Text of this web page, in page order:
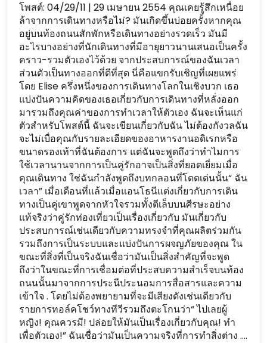
โพสต์: 04/29/11 | 29 เมษายน 2554 คุณเคยรู้สึกเหนื่อย
ล้าจากการเดินทางหรือไม่? มันเกิดขึ้นบ่อยครั้งหากคุณ
อยู่บนท้องถนนสักพักหรือเดินทางอย่างรวดเร็ว มันมี
อะไรบางอย่างที่นักเดินทางที่มีอายุยาวนานเสนอเป็นครั้ง
คราว-รวมตัวเองไว้ด้วย จากประสบการณ์ของฉันเวลา
ส่วนตัวเป็นทางออกที่ดีที่สุด นี่คือแขกรับเชิญที่เผยแพร่
โดย Elise ครึ่งหนึ่งของการเดินทางโลกในเชิงบวก เธอ
แบ่งปันความคิดของเธอเกี่ยวกับการเดินทางที่หลั่งออก
มารวมถึงคุณค่าของการทำเวลาให้ตัวเอง ฉันจะเห็นแก่
ตัวสำหรับโพสต์นี้ ฉันจะเขียนเกี่ยวกับฉัน ไม่ต้องกังวลฉัน
จะไม่เบื่อคุณกับรายละเอียดของอาหารงานอดิเรกหรือ
ขนาดรองเท้าที่ฉันต้องการ แต่ฉันจะพูดถึงว่าทำไมการ
ใช้เวลานานจากการเป็นคู่รักอาจเป็นสิ่งที่ยอดเยี่ยมเมื่อ
คุณเดินทาง ใช่ฉันกำลังพูดถึงบทกลอนที่โดดเด่นนั้น“ ฉัน
เวลา” เมื่อเดือนที่แล้วเมื่อแอนโธนีแต่งเกี่ยวกับการเดิน
ทางเป็นคู่เขาพูดจากหัวใจรวมทั้งตีเล็บบนศีรษะอย่าง
แท้จริงว่าคู่รักท่องเที่ยวเป็นเรื่องเกี่ยวกับ มันเกี่ยวกับ
ประสบการณ์เช่นเดียวกับความทรงจำที่คุณผลิตร่วมกัน
รวมถึงการเป็นระบบและแบ่งปันการผจญภัยของคุณ ใน
ขณะที่สิ่งที่เป็นจริงฉันเชื่อว่ามันเป็นสิ่งสำคัญที่จะพูด
ถึงว่าในขณะที่การเชื่อมต่อที่ประสบความสำเร็จบนท้อง
ถนนนั้นมาจากการประนีประนอมการสื่อสารและความ
เข้าใจ . โดยไม่ต้องพยายามที่จะมีเสียงดังเช่นเดียวกับ
รายการทอล์คโชว์ทางทีวีรวมถึงตะโกนว่า“ ไปเลยผู้
หญิง! คุณควรมี! ปล่อยให้มันเป็นเรื่องเกี่ยวกับคุณ! ทำ
เพื่อตัวเอง!” ฉันเชื่อว่ามันเป็นความจริงที่การทำสิ่งต่าง ....